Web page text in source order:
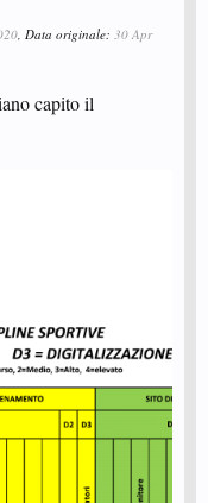
, Data originale: 30 Apr
capito il